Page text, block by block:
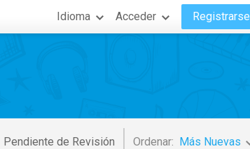
Idioma Acceder Registrarse
Pendiente de Revisión Ordenar: Más Nuevas